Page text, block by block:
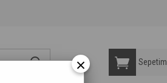
Sepetim
×